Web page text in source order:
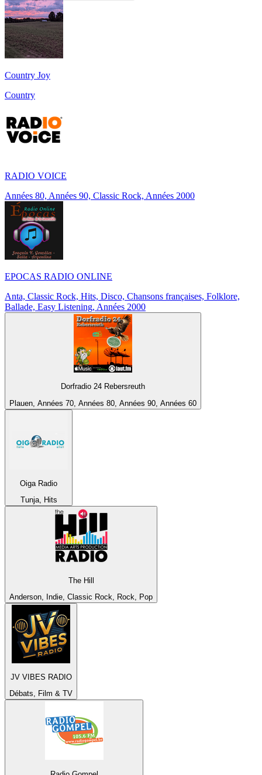
Country Joy
Country
RADIO VOICE
Années 80, Années 90, Classic Rock, Années 2000
EPOCAS RADIO ONLINE
Anta, Classic Rock, Hits, Disco, Chansons françaises, Folklore,
Ballade, Easy Listening, Années 2000
Dorfradio 24 Rebersreuth
Plauen, Années 70, Années 80, Années 90, Années 60
Oiga Radio
Tunja, Hits
The Hill
Anderson, Indie, Classic Rock, Rock, Pop
JV VIBES RADIO
Débats, Film & TV